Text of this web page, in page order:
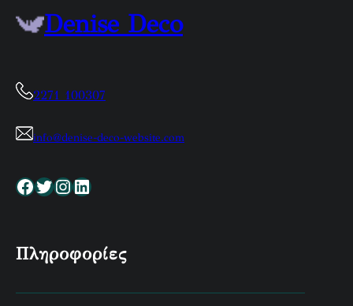
Denise Deco
2271 100307
info@denise-deco-website.com
Facebook Twitter InstagramLinkedin
Πληροφορίες